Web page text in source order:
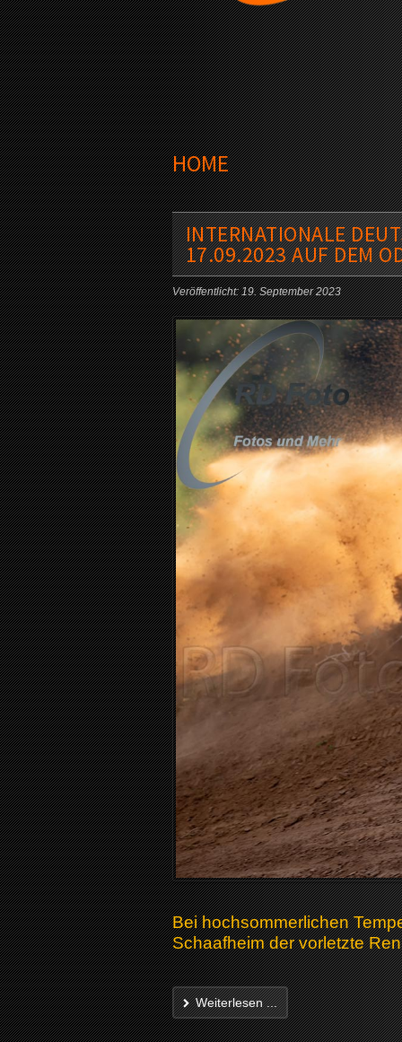
HOME
INTERNATIONALE
17.09.2023 AUF DEM
Veröffentlicht: 19. September 2023
Bei hochsommerlichen
Schaafheim der vorletzte
Weiterlesen ...